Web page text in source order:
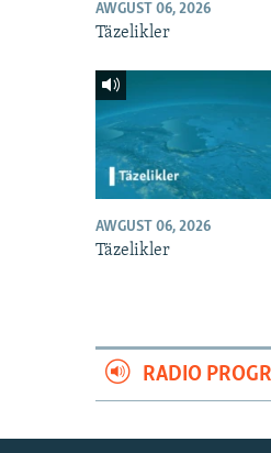
AWGUST 06, 2026
Täzelikler
AWGUST 06, 2026
Täzelikler
RADIO